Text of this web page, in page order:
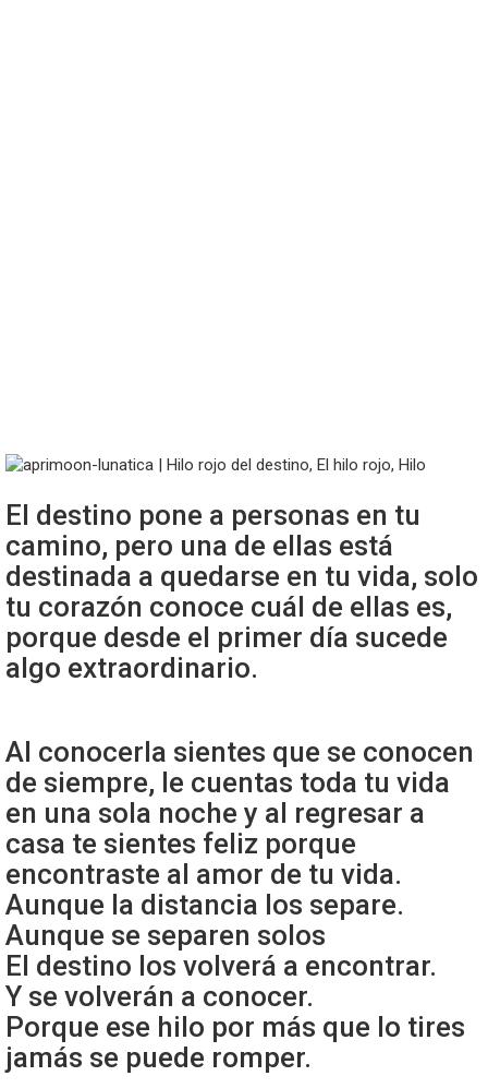
El destino pone a personas en tu
camino, pero una de ellas está
destinada a quedarse en tu vida, solo
tu corazón conoce cuál de ellas es,
porque desde el primer día sucede
algo extraordinario.
Al conocerla sientes que se conocen
de siempre, le cuentas toda tu vida
en una sola noche y al regresar a
casa te sientes feliz porque
encontraste al amor de tu vida.
Aunque la distancia los separe.
Aunque se separen solos
El destino los volverá a encontrar.
Y se volverán a conocer.
Porque ese hilo por más que lo tires
jamás se puede romper.